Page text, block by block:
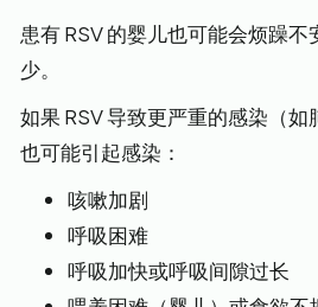
患有 RSV 的婴儿也可能会烦躁
少。
如果 RSV 导致更严重的感染（
也可能引起感染：
咳嗽加剧
呼吸困难
呼吸加快或呼吸间隙过长